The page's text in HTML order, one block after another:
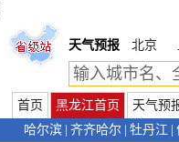
天气预报 北京
首页 黑龙江首页
天气预
哈尔滨 齐齐哈尔 牡丹江